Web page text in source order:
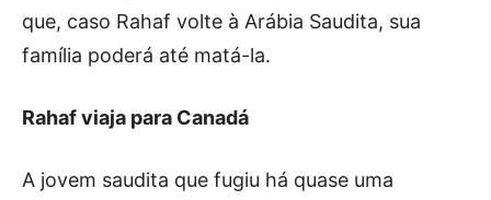
que, caso Rahaf volte à Arábia Saudita, sua
família poderá até matá-la.
Rahaf viaja para Canadá
A jovem saudita que fugiu há quase uma